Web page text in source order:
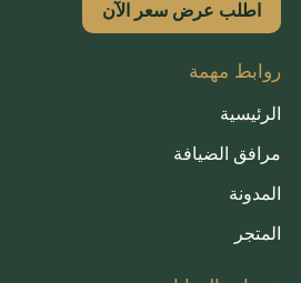
اطلب عرض سعر الآن
روابط مهمة
الرئيسية
مرافق الضيافة
المدونة
المتجر